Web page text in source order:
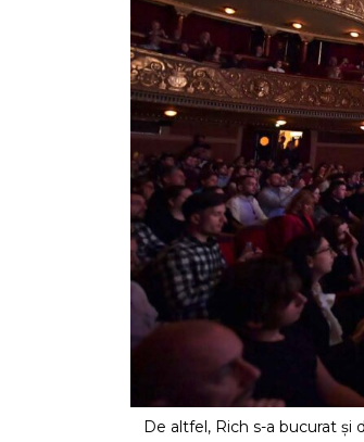
De altfel, Rich s-a bucurat și